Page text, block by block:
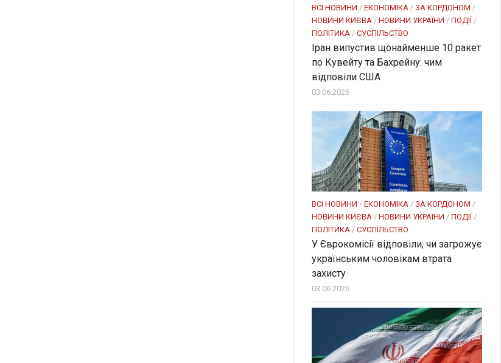
ВСІ НОВИНИ / ЕКОНОМІКА / ЗА КОРДОНОМ /
НОВИНИ КИЄВА / НОВИНИ УКРАЇНИ / ПОДІЇ /
ПОЛІТИКА / СУСПІЛЬСТВО
Іран випустив щонайменше 10 ракет
по Кувейту та Бахрейну: чим
відповіли США
03.06.2026
ВСІ НОВИНИ / ЕКОНОМІКА / ЗА КОРДОНОМ /
НОВИНИ КИЄВА / НОВИНИ УКРАЇНИ / ПОДІЇ /
ПОЛІТИКА / СУСПІЛЬСТВО
У Єврокомісії відповіли, чи загрожує
українським чоловікам втрата
захисту
03.06.2026